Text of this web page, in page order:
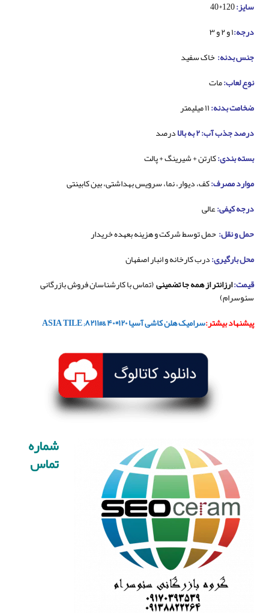
سایز:
درجه:۱ و ۲ و ۳
جنس بدنه: خاک سفید
نوع لعاب:مات
ضخامت بدنه:
درصد جذب آب: ۲ به بالا
درصد
بسته بندی:کارتن + شیرینگ + پالت
موارد مصرف:کف، دیوار، نما، سرویس بهداشتی، بین کابینتی
درجه کیفی:عالی
حمل و نقل: حمل توسط شرکت و هزینه بعهده خریدار
محل بارگیری:درب کارخانه و انبار اصفهان
قیمت:ارزانتر از همه جا تضمینی(تماس با کارشناسان فروش بازرگانی
سئوسرام)
پیشنهاد بیشتر:سرامیک هلن کاشی آسیا ۱۲۰*۴۰ &#۸۲۱۱; ASIA TILE
شماره
تماس